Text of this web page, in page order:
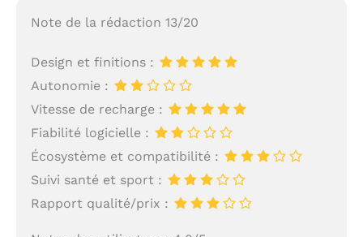
Note de la rédaction 13/20
Design et finitions :
Autonomie :
Vitesse de recharge :
Fiabilité logicielle :
Écosystème et compatibilité :
Suivi santé et sport :
Rapport qualité/prix :